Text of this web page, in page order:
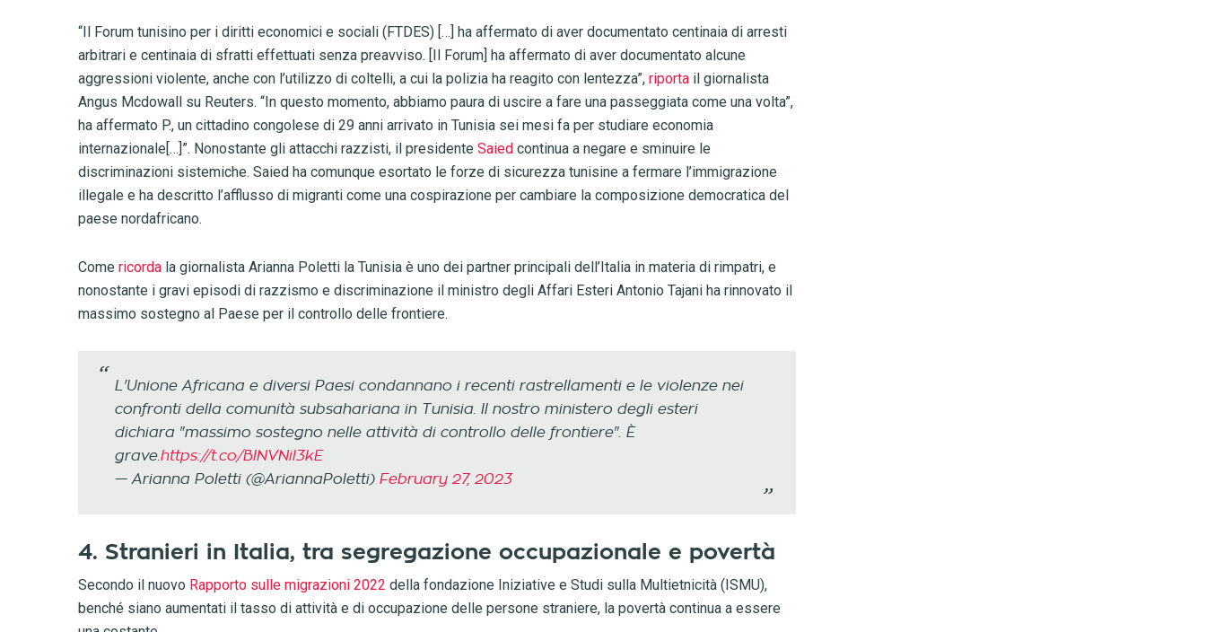
“Il Forum tunisino per i diritti economici e sociali (FTDES) […] ha affermato di aver documentato centinaia di arresti
arbitrari e centinaia di sfratti effettuati senza preavviso. [Il Forum] ha affermato di aver documentato alcune
aggressioni violente, anche con l’utilizzo di coltelli, a cui la polizia ha reagito con lentezza”, riporta il giornalista
Angus Mcdowall su Reuters. “In questo momento, abbiamo paura di uscire a fare una passeggiata come una volta”,
ha affermato P., un cittadino congolese di 29 anni arrivato in Tunisia sei mesi fa per studiare economia
internazionale[…]”. Nonostante gli attacchi razzisti, il presidente Saied continua a negare e sminuire le
discriminazioni sistemiche. Saied ha comunque esortato le forze di sicurezza tunisine a fermare l’immigrazione
illegale e ha descritto l’afflusso di migranti come una cospirazione per cambiare la composizione democratica del
paese nordafricano.
Come ricorda la giornalista Arianna Poletti la Tunisia è uno dei partner principali dell’Italia in materia di rimpatri, e
nonostante i gravi episodi di razzismo e discriminazione il ministro degli Affari Esteri Antonio Tajani ha rinnovato il
massimo sostegno al Paese per il controllo delle frontiere.
L'Unione Africana e diversi Paesi condannano i recenti rastrellamenti e le violenze nei
confronti della comunità subsahariana in Tunisia. Il nostro ministero degli esteri
dichiara "massimo sostegno nelle attività di controllo delle frontiere". È
grave.https://t.co/BINVNil3kE
— Arianna Poletti (@AriannaPoletti) February 27, 2023
4. Stranieri in Italia, tra segregazione occupazionale e povertà
Secondo il nuovo Rapporto sulle migrazioni 2022 della fondazione Iniziative e Studi sulla Multietnicità (ISMU),
benché siano aumentati il tasso di attività e di occupazione delle persone straniere, la povertà continua a essere